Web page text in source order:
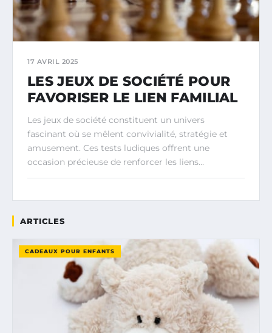
17 AVRIL 2025
LES JEUX DE SOCIÉTÉ POUR
FAVORISER LE LIEN FAMILIAL
Les jeux de société constituent un univers
fascinant où se mêlent convivialité, stratégie et
amusement. Ces tests ludiques offrent une
occasion précieuse de renforcer les liens…
ARTICLES
CADEAUX POUR ENFANTS